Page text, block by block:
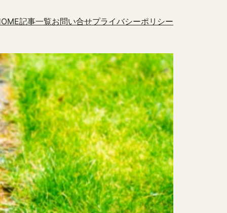
記事一覧お問い合せプライバシーポリシー